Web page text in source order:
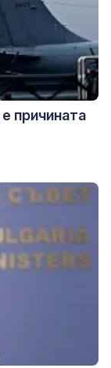
причината